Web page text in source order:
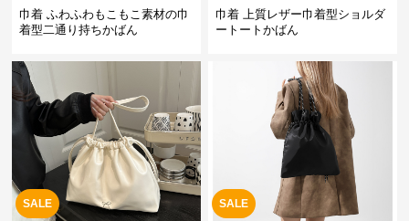
巾着 ふわふわもこもこ素材の巾
着型二通り持ちかばん
巾着 上質レザー巾着型ショルダ
ートートかばん
SALE SALE